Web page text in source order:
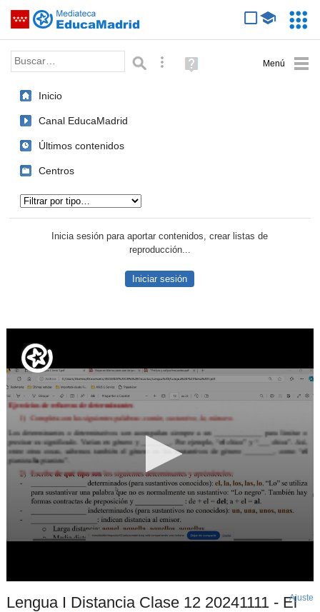
Saltar navegación
Palabra o frase: Búsqueda avanzada
Ayuda
(en
Inicio
Canal EducaMadrid
Últimos contenidos
Centros
Inicia sesión para aportar contenidos, crear listas de
reproducción...
Iniciar sesión
Lengua I Distancia Clase 12 20241111 - ElAjuste